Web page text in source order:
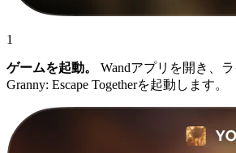
1
ゲームを起動。
Wandアプリを開き、
Granny: Escape Togetherを起動します。